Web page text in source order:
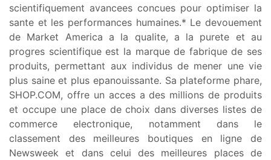
scientifiquement avancees concues pour optimiser la
sante et les performances humaines.* Le devouement
de Market America a la qualite, a la purete et au
progres scientifique est la marque de fabrique de ses
produits, permettant aux individus de mener une vie
plus saine et plus epanouissante. Sa plateforme phare,
SHOP.COM, offre un acces a des millions de produits
et occupe une place de choix dans diverses listes de
commerce electronique, notamment dans le
classement des meilleures boutiques en ligne de
Newsweek et dans celui des meilleures places de